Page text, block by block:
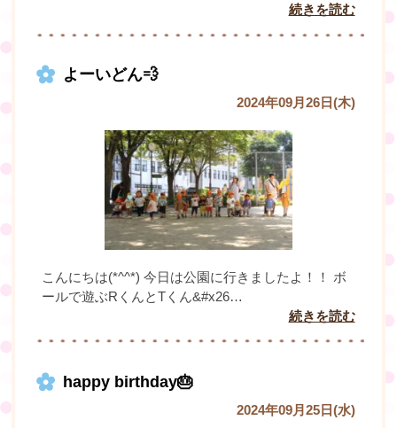
続きを読む
よーいどん💨
2024年09月26日(木)
こんにちは(*^^*) 今日は公園に行きましたよ！！ ボ
ールで遊ぶRくんとTくん&#x26…
続きを読む
happy birthday🎂
2024年09月25日(水)